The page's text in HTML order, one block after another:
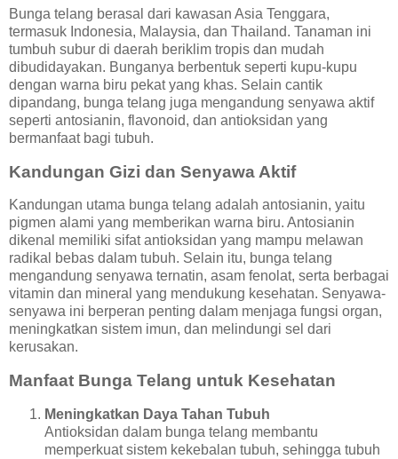
Bunga telang berasal dari kawasan Asia Tenggara,
termasuk Indonesia, Malaysia, dan Thailand. Tanaman ini
tumbuh subur di daerah beriklim tropis dan mudah
dibudidayakan. Bunganya berbentuk seperti kupu-kupu
dengan warna biru pekat yang khas. Selain cantik
dipandang, bunga telang juga mengandung senyawa aktif
seperti antosianin, flavonoid, dan antioksidan yang
bermanfaat bagi tubuh.
Kandungan Gizi dan Senyawa Aktif
Kandungan utama bunga telang adalah antosianin, yaitu
pigmen alami yang memberikan warna biru. Antosianin
dikenal memiliki sifat antioksidan yang mampu melawan
radikal bebas dalam tubuh. Selain itu, bunga telang
mengandung senyawa ternatin, asam fenolat, serta berbagai
vitamin dan mineral yang mendukung kesehatan. Senyawa-
senyawa ini berperan penting dalam menjaga fungsi organ,
meningkatkan sistem imun, dan melindungi sel dari
kerusakan.
Manfaat Bunga Telang untuk Kesehatan
Meningkatkan Daya Tahan Tubuh
Antioksidan dalam bunga telang membantu
memperkuat sistem kekebalan tubuh, sehingga tubuh